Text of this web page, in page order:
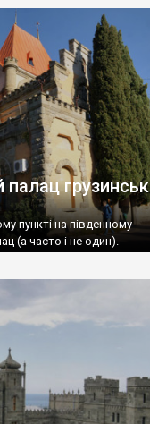
пункті на південному
(а часто і не один).